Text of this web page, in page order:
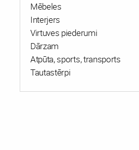
Mēbeles
Interjers
Virtuves piederumi
Dārzam
Atpūta, sports, transports
Tautastērpi